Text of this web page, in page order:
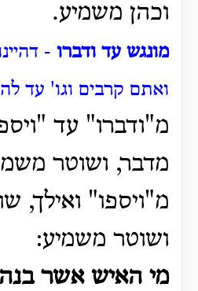
וכהן משמיע.
מונגש עד ודברו -
ואתם קרבים וגו' עד
מ"ודברו" עד
מדבר, ושוטר
מ"ויספו" ואילך,
ושוטר משמיע:
מי האיש אשר